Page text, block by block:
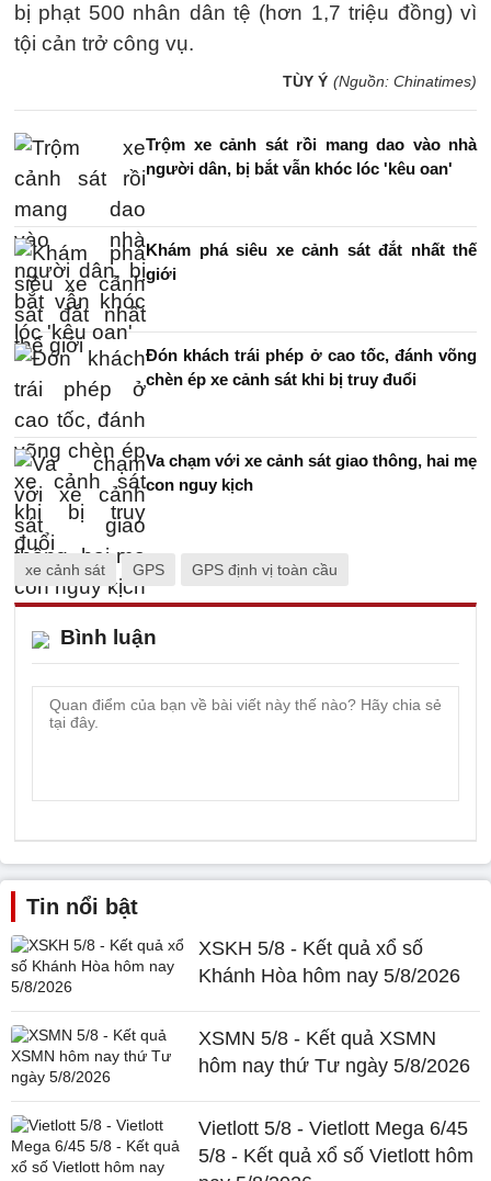
bị phạt 500 nhân dân tệ (hơn 1,7 triệu đồng) vì
tội cản trở công vụ.
TÙY Ý (Nguồn: Chinatimes)
Trộm xe cảnh sát rồi mang dao vào nhà
người dân, bị bắt vẫn khóc lóc 'kêu oan'
Khám phá siêu xe cảnh sát đắt nhất thế
giới
Đón khách trái phép ở cao tốc, đánh võng
chèn ép xe cảnh sát khi bị truy đuổi
Va chạm với xe cảnh sát giao thông, hai mẹ
con nguy kịch
xe cảnh sát GPS GPS định vị toàn cầu
Bình luận
Tin nổi bật
XSKH 5/8 - Kết quả xổ số
Khánh Hòa hôm nay 5/8/2026
XSMN 5/8 - Kết quả XSMN
hôm nay thứ Tư ngày 5/8/2026
Vietlott 5/8 - Vietlott Mega 6/45
5/8 - Kết quả xổ số Vietlott hôm